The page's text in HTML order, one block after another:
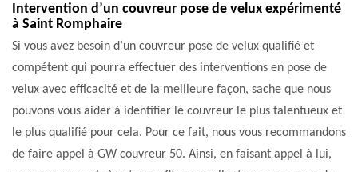
Intervention d’un couvreur pose de velux expérimenté
à Saint Romphaire
Si vous avez besoin d’un couvreur pose de velux qualifié et
compétent qui pourra effectuer des interventions en pose de
velux avec efficacité et de la meilleure façon, sache que nous
pouvons vous aider à identifier le couvreur le plus talentueux et
le plus qualifié pour cela. Pour ce fait, nous vous recommandons
de faire appel à GW couvreur 50. Ainsi, en faisant appel à lui,